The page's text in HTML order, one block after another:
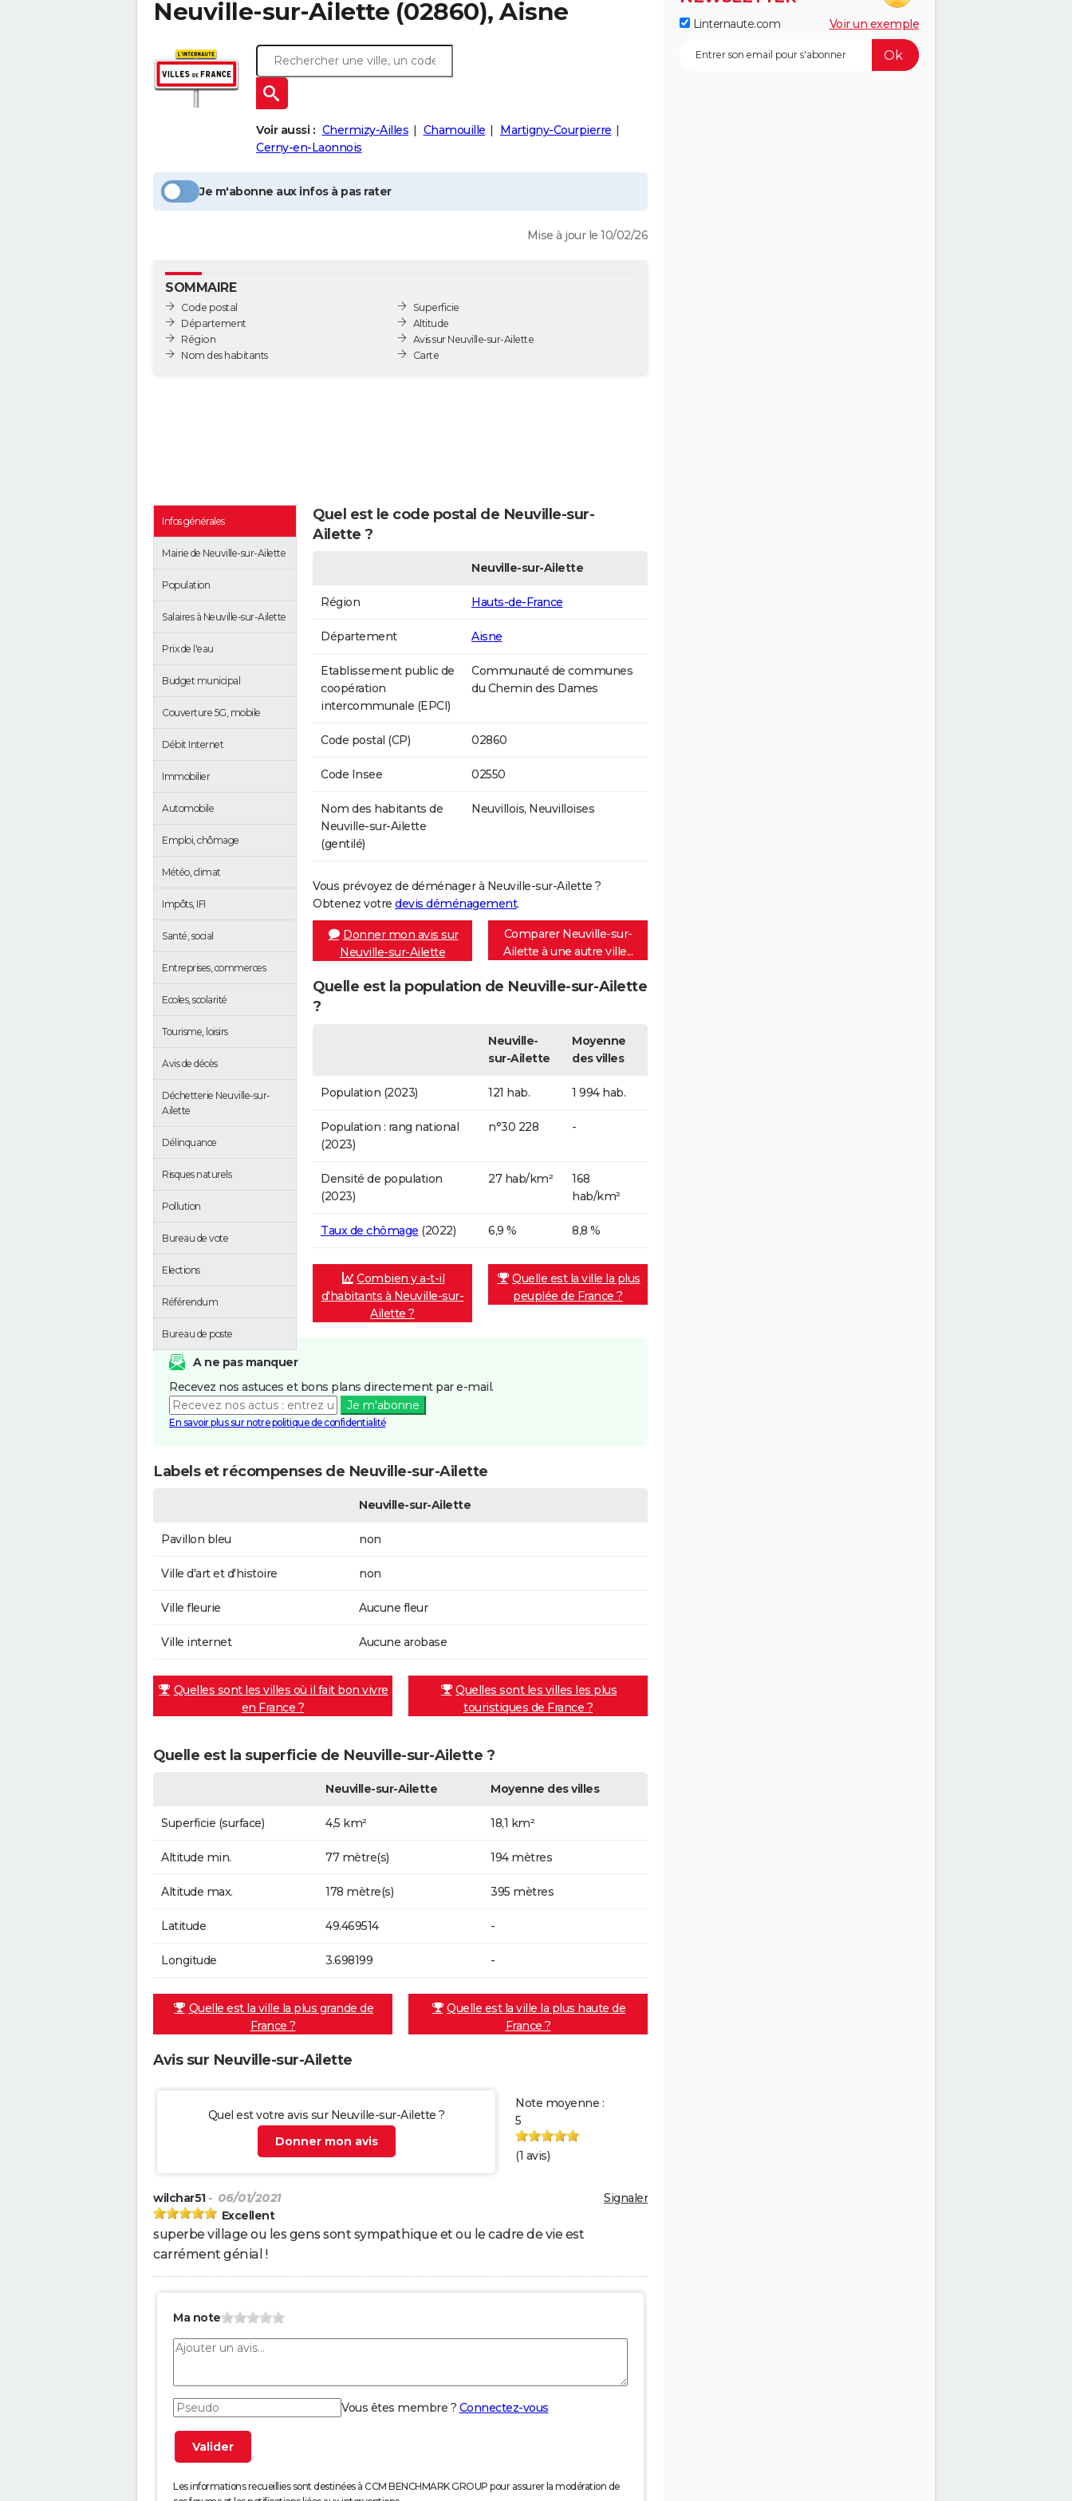
Neuville-sur-Ailette (02860), Aisne
Voir aussi : Chermizy-Ailles Chamouille
Martigny-Courpierre
Cerny-en-Laonnois
Je m'abonne aux infos à pas rater
Mise à jour le 10/02/26
SOMMAIRE
Code postal
Département
Région
Nom des habitants
Superficie
Altitude
Avis sur Neuville-sur-Ailette
Carte
Infos générales
Mairie de Neuville-sur-Ailette
Population
Salaires à Neuville-sur-Ailette
Prix de l'eau
Budget municipal
Couverture 5G, mobile
Débit Internet
Immobilier
Automobile
Emploi, chômage
Météo, climat
Impôts, IFI
Santé, social
Entreprises, commerces
Ecoles, scolarité
Tourisme, loisirs
Avis de décès
Déchetterie Neuville-sur-
Ailette
Délinquance
Risques naturels
Pollution
Bureau de vote
Elections
Référendum
Bureau de poste
Quel est le code postal de Neuville-sur-
Ailette ?
Neuville-sur-Ailette
Région Hauts-de-France
Département Aisne
Etablissement public de
coopération
intercommunale (EPCI)
Communauté de communes
du Chemin des Dames
Code postal (CP) 02860
Code Insee 02550
Nom des habitants de
Neuville-sur-Ailette
(gentilé)
Neuvillois, Neuvilloises
Vous prévoyez de déménager à Neuville-sur-Ailette ?
Obtenez votre devis déménagement.
Donner mon avis sur
Neuville-sur-Ailette
Comparer Neuville-sur-
Ailette à une autre ville...
Quelle est la population de Neuville-sur-Ailette
?
Neuville-
sur-Ailette
Moyenne
des villes
Population (2023) 121 hab. 1 994 hab.
Population : rang national
(2023)
n°30 228 -
Densité de population
(2023)
27 hab/km²
168
hab/km²
Taux de chômage (2022) 6,9 % 8,8 %
Combien y a-t-il
d'habitants à Neuville-sur-
Ailette ?
Quelle est la ville la plus
peuplée de France ?
A ne pas manquer
Recevez nos astuces et bons plans directement par e-mail.
Je m'abonne
En savoir plus sur notre politique de confidentialité
Labels et récompenses de Neuville-sur-Ailette
Neuville-sur-Ailette
Pavillon bleu non
Ville d'art et d'histoire non
Ville fleurie Aucune fleur
Ville internet Aucune arobase
Quelles sont les villes où il fait bon vivre
en France ?
Quelles sont les villes les plus
touristiques de France ?
Quelle est la superficie de Neuville-sur-Ailette ?
Neuville-sur-Ailette Moyenne des villes
Superficie (surface) 4,5 km² 18,1 km²
Altitude min. 77 mètre(s) 194 mètres
Altitude max. 178 mètre(s) 395 mètres
Latitude 49.469514 -
Longitude 3.698199 -
Quelle est la ville la plus grande de
France ?
Quelle est la ville la plus haute de
France ?
Avis sur Neuville-sur-Ailette
Quel est votre avis sur Neuville-sur-Ailette ?
Donner mon avis
Note moyenne :
5
(1 avis)
Signaler
wilchar51 - 06/01/2021
Excellent
superbe village ou les gens sont sympathique et ou le cadre de vie est
carrément génial !
Ma note
Vous êtes membre ? Connectez-vous
Les informations recueillies sont destinées à CCM BENCHMARK GROUP pour assurer la modération de
Linternaute.com Voir un exemple